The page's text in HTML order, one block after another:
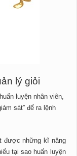
lý giỏi
luyện nhân viên,
sát” để ra lệnh
được những kĩ năng
tại sao huấn luyện